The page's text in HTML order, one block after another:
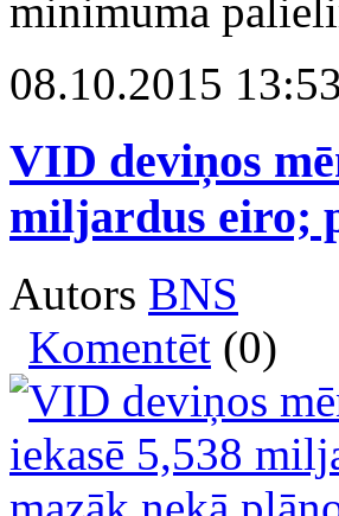
minimuma
08.10.2015 13:53
VID deviņos
miljardus eiro;
Autors BNS
Komentēt (0)